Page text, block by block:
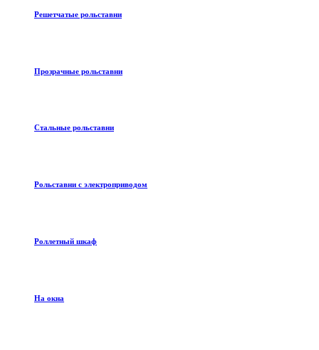
Решетчатые рольставни
Прозрачные рольставни
Стальные рольставни
Рольставни с электроприводом
Роллетный шкаф
На окна